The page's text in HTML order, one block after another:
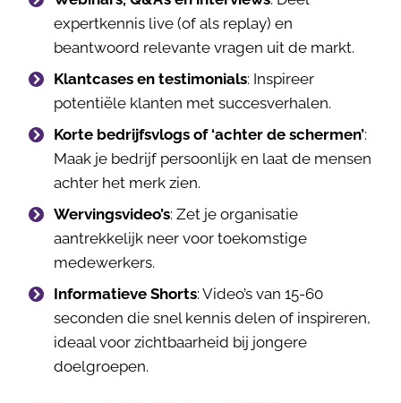
expertkennis live (of als replay) en
beantwoord relevante vragen uit de markt.
Klantcases en testimonials: Inspireer
potentiële klanten met succesverhalen.
Korte bedrijfsvlogs of ‘achter de schermen’:
Maak je bedrijf persoonlijk en laat de mensen
achter het merk zien.
Wervingsvideo’s: Zet je organisatie
aantrekkelijk neer voor toekomstige
medewerkers.
Informatieve Shorts: Video’s van 15-60
seconden die snel kennis delen of inspireren,
ideaal voor zichtbaarheid bij jongere
doelgroepen.